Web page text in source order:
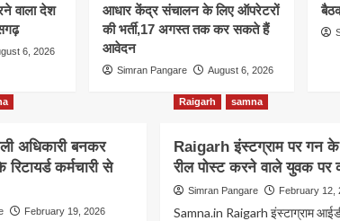
वाला देश
6, 2026
आधार केंद्र संचालन के लिए ऑपरेटरों
की भर्ती,17 अगस्त तक कर सकते हैं
आवेदन
Simran Pangare August 6, 2026
अधिकारी बनकर
कर्मचारी से
February 19, 2026
Raigarh samna
Raigarh इंस्टग्राम पर गन
रील पोस्ट करने वाले युवक पर
Simran Pangare February 12,
Samna.in Raigarh इंस्टाग्राम